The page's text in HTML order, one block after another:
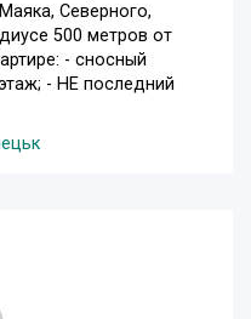
Северного,
500 метров от
- сносный
- НЕ последний